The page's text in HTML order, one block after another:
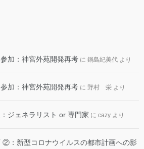
加：神宮外苑開発再考 に 鍋島紀美代 より
加：神宮外苑開発再考 に 野村 栄 より
ジェネラリスト or 専門家 に cazy より
②：新型コロナウイルスの都市計画への影